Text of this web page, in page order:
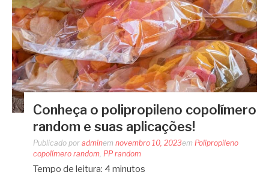
Conheça o polipropileno copolímero
random e suas aplicações!
Publicado por adminem novembro 10, 2023em Polipropileno
copolímero random PP random
Tempo de leitura: 4 minutos